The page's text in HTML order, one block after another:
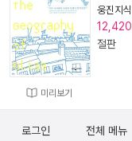
미리보기
웅진지
12,420
절판
로그인 전체 메뉴